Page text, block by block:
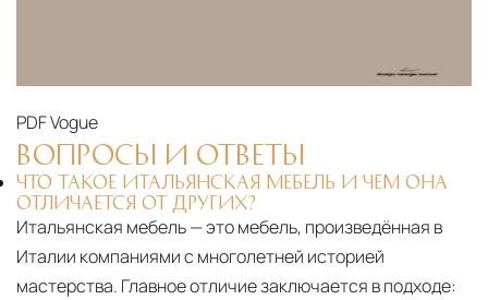
PDFVogue
ВОПРОСЫ И ОТВЕТЫ
ЧТО ТАКОЕ ИТАЛЬЯНСКАЯ МЕБЕЛЬ И ЧЕМ ОНА
ОТЛИЧАЕТСЯ ОТ ДРУГИХ?
Итальянская мебель — это мебель, произведённая в
Италии компаниями с многолетней историей
мастерства. Главное отличие заключается в подходе: